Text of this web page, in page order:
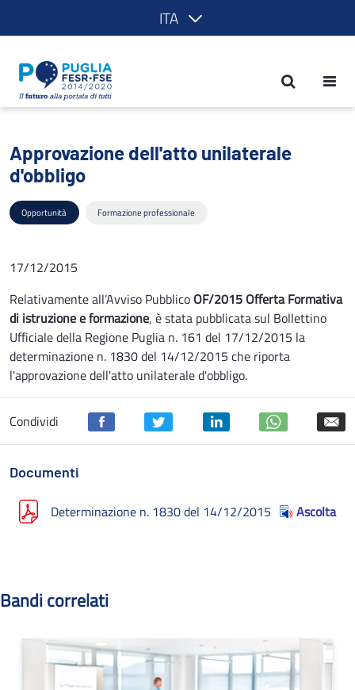
ITA
Approvazione dell'atto unilaterale
Approvazione dell'atto unilaterale
d'obbligo
Opportunità Formazione professionale
17/12/2015
Relativamente all’Avviso Pubblico OF/2015 Offerta Formativa
di istruzione e formazione, è stata pubblicata sul Bollettino
Ufficiale della Regione Puglia n. 161 del 17/12/2015 la
determinazione n. 1830 del 14/12/2015 che riporta
l'approvazione dell'atto unilaterale d'obbligo.
Condividi
Documenti
Determinazione n. 1830 del 14/12/2015 Ascolta
Bandi correlati